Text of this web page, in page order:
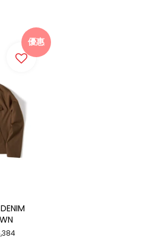
優惠